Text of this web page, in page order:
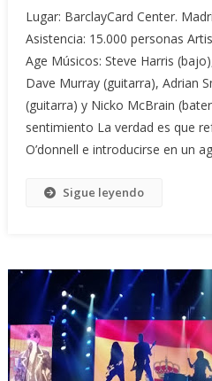
Lugar: BarclayCard Center.
Asistencia: 15.000 personas
Age Músicos: Steve Harris
Dave Murray (guitarra), Adrian
(guitarra) y Nicko McBrain
sentimiento La verdad es que
O’donnell e introducirse en un
Sigue leyendo